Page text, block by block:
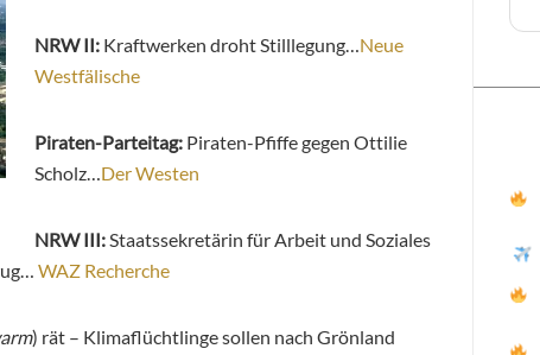
NRW II: Kraftwerken droht Stilllegung… Neue
Westfälische
Piraten-Parteitag: Piraten-Pfiffe gegen Ottilie
Scholz… Der Westen
NRW III: Staatssekretärin für Arbeit und Soziales
WAZ Recherche
) rät – Klimaflüchtlinge sollen nach Grönland